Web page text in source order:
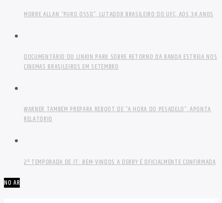
MORRE ALLAN “PURO OSSO”, LUTADOR BRASILEIRO DO UFC, AOS 34 ANOS
DOCUMENTÁRIO DO LINKIN PARK SOBRE RETORNO DA BANDA ESTREIA NOS
CINEMAS BRASILEIROS EM SETEMBRO
WARNER TAMBÉM PREPARA REBOOT DE “A HORA DO PESADELO”, APONTA
RELATÓRIO
2ª TEMPORADA DE IT: BEM-VINDOS A DERRY É OFICIALMENTE CONFIRMADA
NO AR